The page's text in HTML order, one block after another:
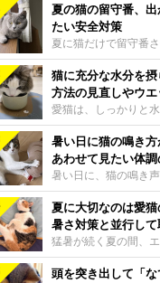
夏の猫の留守番、
たい安全対策
夏に猫だけで留守番
まで部屋が暑くなり
るかと気になる飼い
う。家の中なら安全
は室温が急に上がる
中の暑さから猫を守
とや、帰宅後に見た
て、ねこのきもち獣
先生に伺いました。
上がることがあるね
ャラリー夏の日中は
室温が急に上昇する
自分で涼しい場所を
部屋全体が暑くなれ
猫に充分な水分を
方法の見直しやウ
入れ方を解説
愛猫は、しっかりと
すか？ 夏場はエアコ
ともあり、猫があま
も。積極的に水分を
水方法を見直したり
らせたりする方法が
師の重本仁先生に、
めにできるためでき
きました。ボウルの
このきもち投稿写真
ルの高さは、猫が飲
暑い日に猫の鳴き方
あわせて見たい体
暑い日に、猫の鳴き
かすれる、しつこく
って聞こえることが
き、あわせてどのよ
よいのでしょうか。
変わるときの見方や
などについて、ねこ
夏に大切なのは愛
暑さ対策と並行し
工夫
猛暑が続く夏の間、
内を冷やしますよね
は快適な温度でも、
頭を突き出して「